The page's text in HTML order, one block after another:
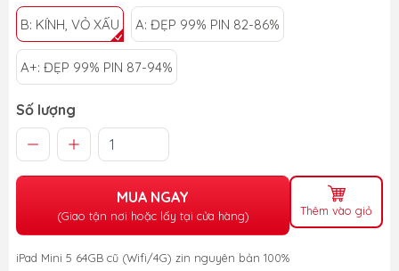
B: KÍNH, VỎ XẤU A: ĐẸP 99% PIN 82-86%
A+: ĐẸP 99% PIN 87-94%
Số lượng
MUA NGAY
(Giao tận nơi hoặc lấy tại cửa hàng) Thêm vào giỏ
iPad Mini 5 64GB cũ (Wifi/4G) zin nguyên bản 100%